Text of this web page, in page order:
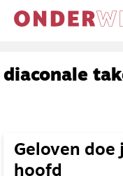
diaconale
Geloven doe
hoofd